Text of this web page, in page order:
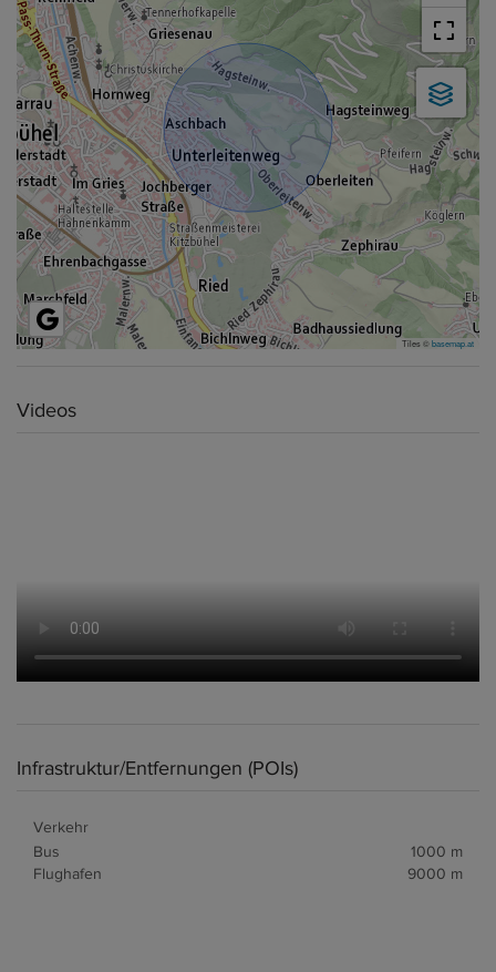
Tiles ©basemap.at
Videos
Infrastruktur/Entfernungen (POIs)
Verkehr
Bus
1000 m
Flughafen
9000 m